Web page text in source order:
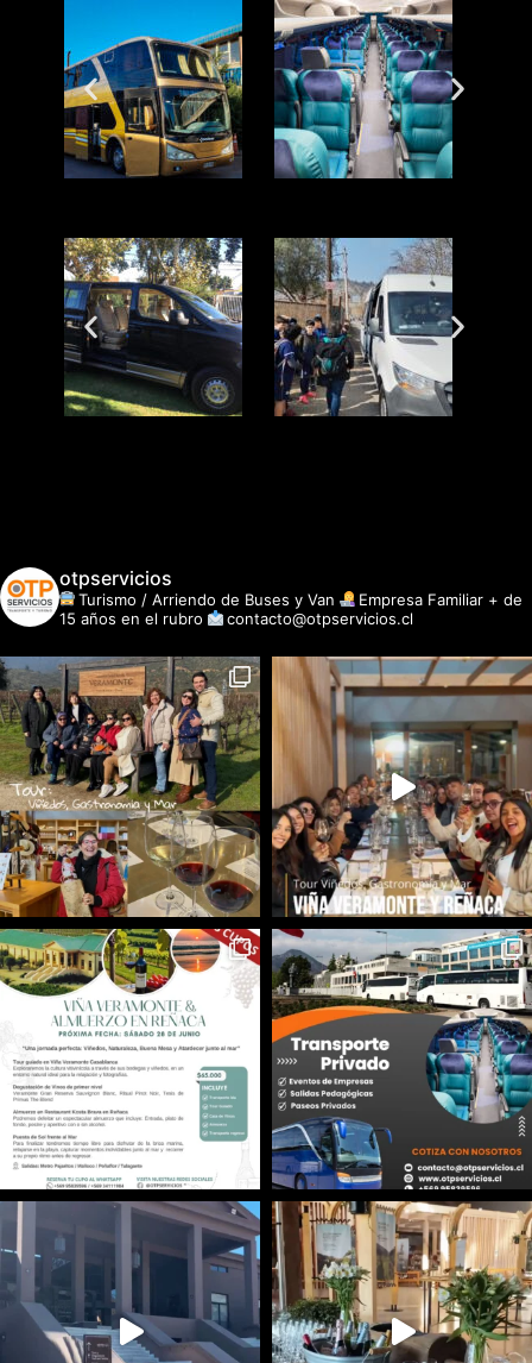
otpservicios
Turismo / Arriendo de Buses y Van
Empresa Familiar + de
15 años en el rubro
contacto@otpservicios.cl